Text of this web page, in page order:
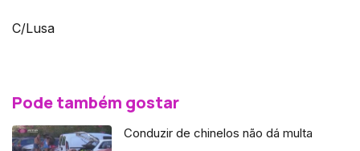
C/Lusa
Pode também gostar
Conduzir de chinelos não dá multa